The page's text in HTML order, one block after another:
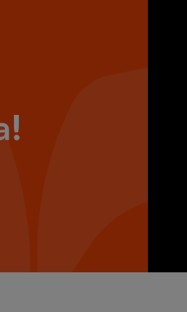
ayakkabısı seçebilirsiniz. İyi bir koşu
Yine de her markanın koşu
ve aksesuar ürünlerini seçerken de en az
için özel olarak geliştirilen şort,
ayıran bazı teknik özellikler mevcut. Bu
hafif ve vücudunuzu rahat
dikişler, hareketi artırmak ve
ürünleri ve aksesuarları, karanlıkta
veya polyesterin yüksek teknoloji